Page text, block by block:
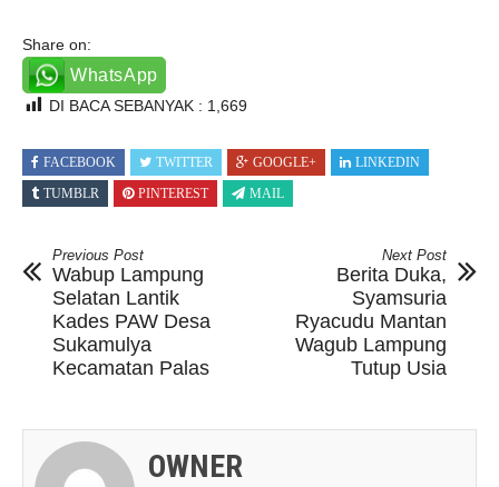
Share on:
WhatsApp
DI BACA SEBANYAK : 1,669
FACEBOOK TWITTER GOOGLE+
LINKEDIN
TUMBLR
PINTEREST MAIL
Previous Post
Wabup Lampung
Selatan Lantik
Kades PAW Desa
Sukamulya
Kecamatan Palas
Next Post
Berita Duka,
Syamsuria
Ryacudu Mantan
Wagub Lampung
Tutup Usia
OWNER